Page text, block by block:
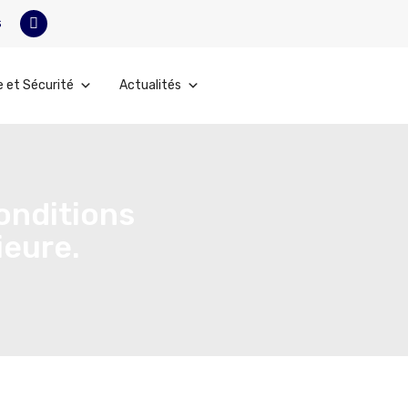
et Sécurité Actualités